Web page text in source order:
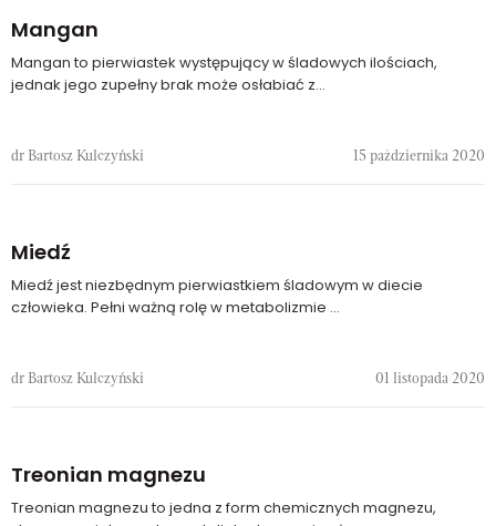
Mangan
Mangan to pierwiastek występujący w śladowych ilościach,
jednak jego zupełny brak może osłabiać z...
dr Bartosz Kulczyński 15 października 2020
Miedź
Miedź jest niezbędnym pierwiastkiem śladowym w diecie
człowieka. Pełni ważną rolę w metabolizmie ...
dr Bartosz Kulczyński 01 listopada 2020
Treonian magnezu
Treonian magnezu to jedna z form chemicznych magnezu,